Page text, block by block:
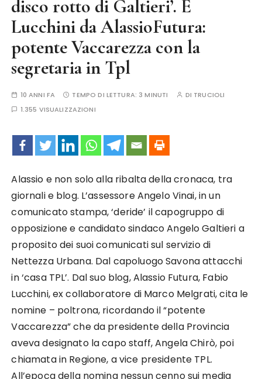
disco rotto di Galtieri’. E
Lucchini da AlassioFutura:
potente Vaccarezza con la
segretaria in Tpl
10 ANNI FA TEMPO DI LETTURA: 3 MINUTI DI TRUCIOLI
1.355 VISUALIZZAZIONI
Alassio e non solo alla ribalta della cronaca, tra
giornali e blog. L’assessore Angelo Vinai, in un
comunicato stampa, ‘deride’ il capogruppo di
opposizione e candidato sindaco Angelo Galtieri a
proposito dei suoi comunicati sul servizio di
Nettezza Urbana. Dal capoluogo Savona attacchi
in ‘casa TPL’. Dal suo blog, Alassio Futura, Fabio
Lucchini, ex collaboratore di Marco Melgrati, cita le
nomine – poltrona, ricordando il “potente
Vaccarezza” che da presidente della Provincia
aveva designato la capo staff, Angela Chirò, poi
chiamata in Regione, a vice presidente TPL.
All’epoca della nomina nessun cenno sui media